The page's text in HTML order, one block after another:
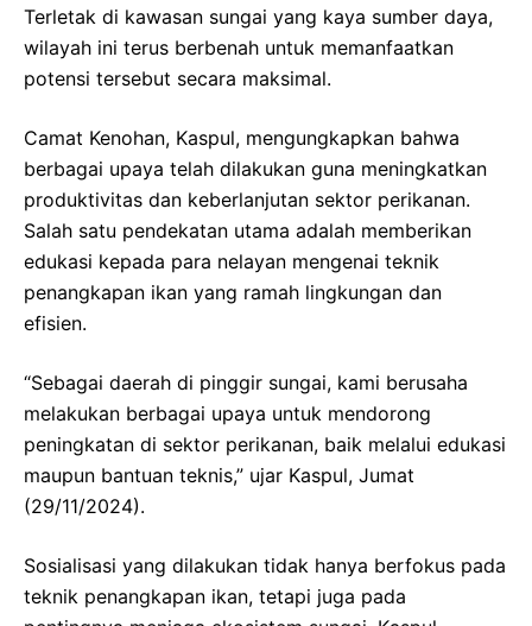
Terletak di kawasan sungai yang kaya sumber daya,
wilayah ini terus berbenah untuk memanfaatkan
potensi tersebut secara maksimal.
Camat Kenohan, Kaspul, mengungkapkan bahwa
berbagai upaya telah dilakukan guna meningkatkan
produktivitas dan keberlanjutan sektor perikanan.
Salah satu pendekatan utama adalah memberikan
edukasi kepada para nelayan mengenai teknik
penangkapan ikan yang ramah lingkungan dan
efisien.
“Sebagai daerah di pinggir sungai, kami berusaha
melakukan berbagai upaya untuk mendorong
peningkatan di sektor perikanan, baik melalui edukasi
maupun bantuan teknis,” ujar Kaspul, Jumat
(29/11/2024).
Sosialisasi yang dilakukan tidak hanya berfokus pada
teknik penangkapan ikan, tetapi juga pada